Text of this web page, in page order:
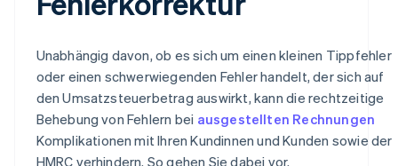
Unabhängig davon, ob es sich um einen kleinen Tippfehler
oder einen schwerwiegenden Fehler handelt, der sich auf
den Umsatzsteuerbetrag auswirkt, kann die rechtzeitige
Behebung von Fehlern bei ausgestellten Rechnungen
Komplikationen mit Ihren Kundinnen und Kunden sowie der
HMRC verhindern. So gehen Sie dabei vor.